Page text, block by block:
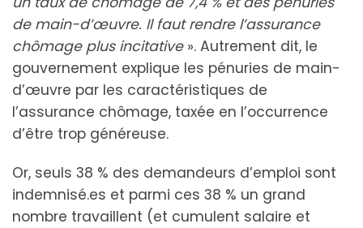
de main-d’œuvre. Il faut rendre l’assurance
chômage plus incitative». Autrement dit, le
gouvernement explique les pénuries de main-
d’œuvre par les caractéristiques de
l’assurance chômage, taxée en l’occurrence
d’être trop généreuse.
Or, seuls 38 % des demandeurs d’emploi sont
indemnisé.es et parmi ces 38 % un grand
nombre travaillent (et cumulent salaire et